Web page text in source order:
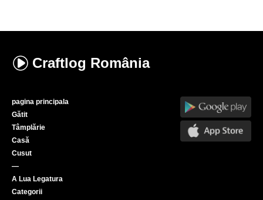
Craftlog România
pagina principala
Gătit
Tâmplărie
Casă
Cusut
—
A Lua Legatura
Categorii